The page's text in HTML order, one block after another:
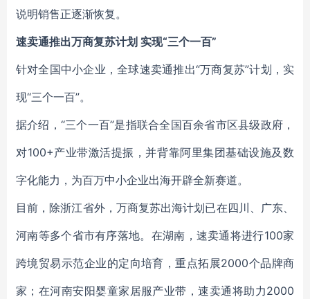
说明销售正逐渐恢复。
速卖通推出万商复苏计划 实现“三个一百”
针对全国中小企业，全球速卖通推出“万商复苏”计划，实
现“三个一百”。
据介绍，“三个一百”是指联合全国百余省市区县级政府，
对100+产业带激活提振，并背靠阿里集团基础设施及数
字化能力，为百万中小企业出海开辟全新赛道。
目前，除浙江省外，万商复苏出海计划已在四川、广东、
河南等多个省市有序落地。在湖南，速卖通将进行100家
跨境贸易示范企业的定向培育，重点拓展2000个品牌商
家；在河南安阳婴童家居服产业带，速卖通将助力2000